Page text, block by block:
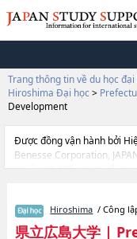
Trang thông tin về du học đại
Hiroshima Đại học >
Development
Được đồng vận hành bởi
Benesse Corporation,
khoảng 1.300 trường đại
Hiroshima, và thông tin
Ngành Regional
Hiroshima / Công
県立広島大学|